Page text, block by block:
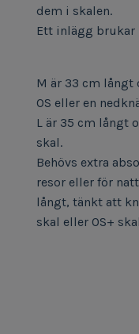
dem i skalen.
Ett inlägg brukar
M är 33 cm
OS eller en
L är 35 cm långt
skal.
Behövs extra
resor eller för
långt, tänkt att
skal eller OS+